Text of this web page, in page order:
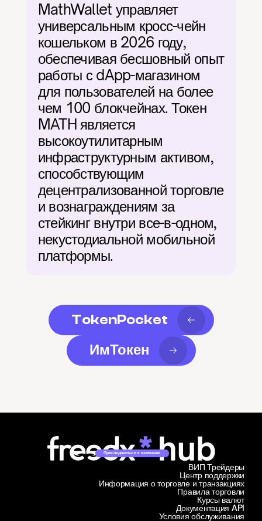
MathWallet управляет
универсальным кросс-чейн
кошельком в 2026 году,
обеспечивая бесшовный опыт
работы с dApp-магазином
для пользователей на более
чем 100 блокчейнах. Токен
MATH является
высокоутилитарным
инфраструктурным активом,
способствующим
децентрализованной торговле
и вознаграждениям за
стейкинг внутри все-в-одном,
некустодиальной мобильной
платформы.
TokenPocket
ИмТокен
Присоединиться к кампании
Центр поддержки
Информация о торговле и транзакциях
ВИП Трейдеры
Правила торговли
Курсы валют
Документация API
Условия обслуживания